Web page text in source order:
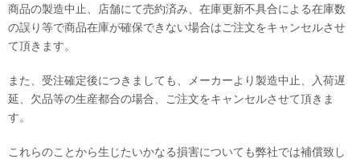
商品の製造中止、店舗にて売約済み、在庫更新不具合による在庫数
の誤り等で商品在庫が確保できない場合はご注文をキャンセルさせ
て頂きます。
また、受注確定後につきましても、メーカーより製造中止、入荷遅
延、欠品等の生産都合の場合、ご注文をキャンセルさせて頂きま
す。
これらのことから生じたいかなる損害についても弊社では補償致し